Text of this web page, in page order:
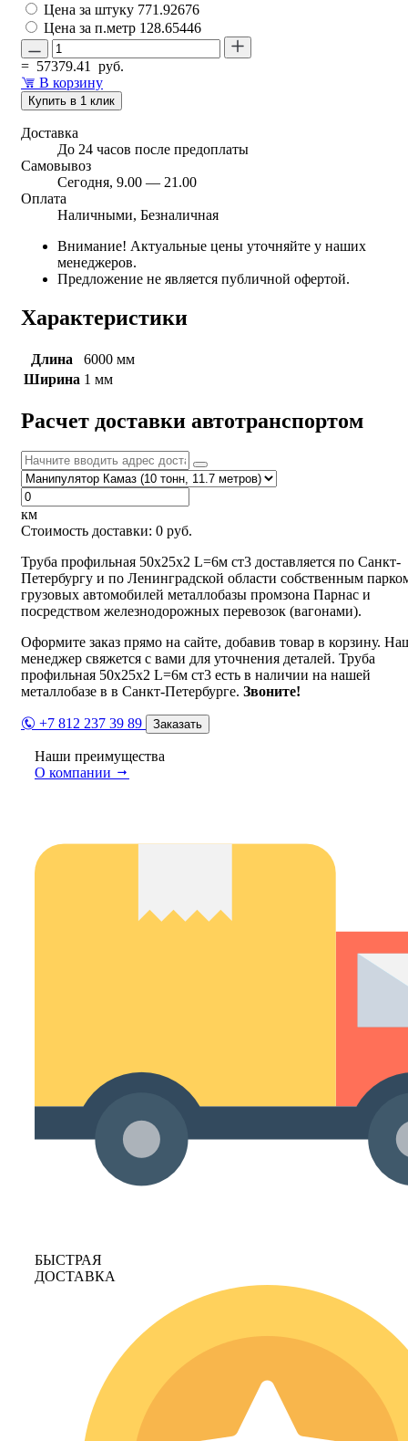
Цена за штуку 771.92676
Цена за п.метр 128.65446
= 57379.41
руб.
В корзину
Купить в 1 клик
Доставка
До 24 часов после предоплаты
Самовывоз
Сегодня, 9.00 — 21.00
Оплата
Наличными, Безналичная
Внимание! Актуальные цены уточняйте у наших
менеджеров.
Предложение не является публичной офертой.
Характеристики
Длина
6000 мм
Ширина 1 мм
Расчет доставки автотранспортом
км
Стоимость доставки: 0 руб.
Труба профильная 50х25х2 L=6м ст3 доставляется по Санкт-
Петербургу и по Ленинградской области собственным
грузовых автомобилей металлобазы промзона Парнас и
посредством железнодорожных перевозок (вагонами).
Оформите заказ прямо на сайте, добавив товар в корзину.
менеджер свяжется с вами для уточнения деталей. Труба
профильная 50х25х2 L=6м ст3 есть в наличии на нашей
металлобазе в в Санкт-Петербурге. Звоните!
+7 812 237 39 89 Заказать
Наши преимущества
О компании
БЫСТРАЯ
ДОСТАВКА